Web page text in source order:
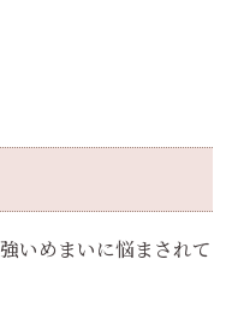
いめまいに悩まされて